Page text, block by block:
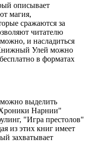
описывает
магия,
сражаются за
читателю
и насладиться
Улей можно
в форматах
выделить
Нарнии"
"Игра престолов"
из этих книг имеет
захватывает